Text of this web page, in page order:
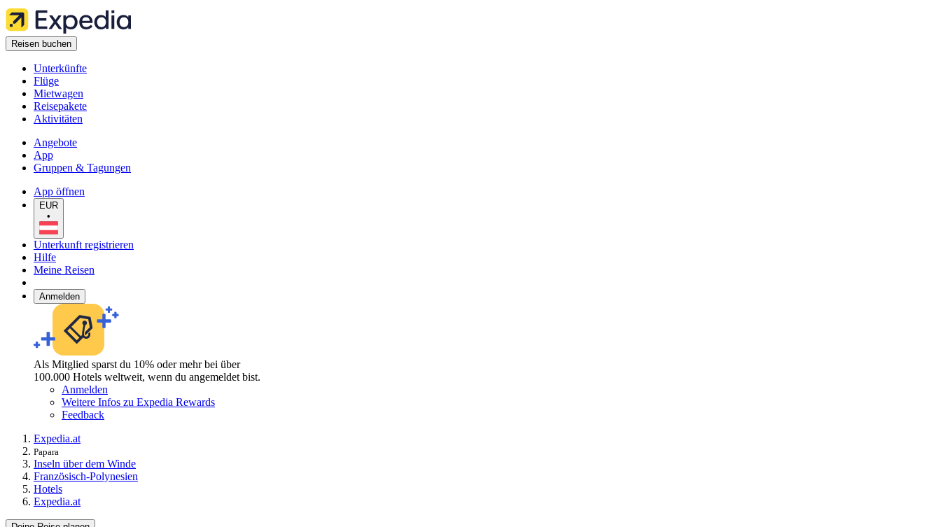
Reisen buchen
Unterkünfte
Flüge
Mietwagen
Reisepakete
Aktivitäten
Angebote
App
Gruppen & Tagungen
App öffnen
EUR
•
Unterkunft registrieren
Hilfe
Meine Reisen
Anmelden
Als Mitglied sparst du 10% oder mehr bei über
100.000 Hotels weltweit, wenn du angemeldet bist.
Anmelden
Weitere Infos zu Expedia Rewards
Feedback
Expedia.at
Papara
Inseln über dem Winde
Französisch-Polynesien
Hotels
Expedia.at